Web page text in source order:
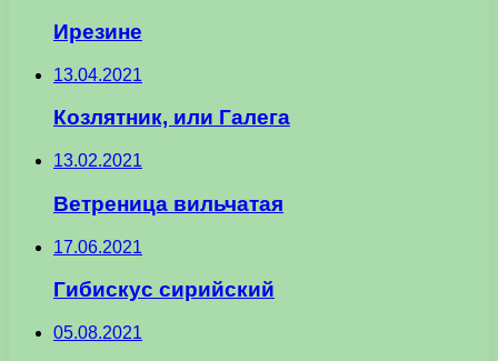
Ирезине
13.04.2021
Козлятник, или Галега
13.02.2021
Ветреница вильчатая
17.06.2021
Гибискус сирийский
05.08.2021